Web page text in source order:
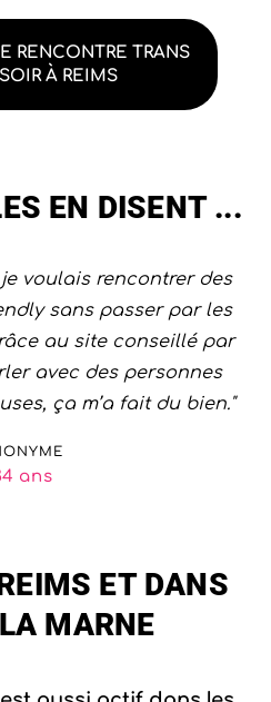
RENCONTRE TRANS
À REIMS
EN DISENT ...
je voulais rencontrer des
sans passer par les
au site conseillé par
avec des personnes
ça m’a fait du bien."
ans
ET DANS
MARNE